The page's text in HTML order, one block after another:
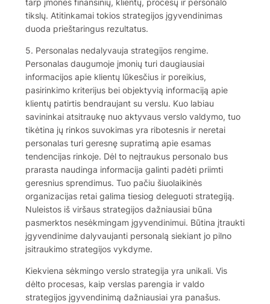
tikslų. Atitinkamai tokios strategijos įgyvendinimas
duoda prieštaringus rezultatus.
5. Personalas nedalyvauja strategijos rengime.
Personalas daugumoje įmonių turi daugiausiai
informacijos apie klientų lūkesčius ir poreikius,
pasirinkimo kriterijus bei objektyvią informaciją apie
klientų patirtis bendraujant su verslu. Kuo labiau
savininkai atsitraukę nuo aktyvaus verslo valdymo, tuo
tikėtina jų rinkos suvokimas yra ribotesnis ir neretai
personalas turi geresnę supratimą apie esamas
tendencijas rinkoje. Dėl to neįtraukus personalo bus
prarasta naudinga informacija galinti padėti priimti
geresnius sprendimus. Tuo pačiu šiuolaikinės
organizacijas retai galima tiesiog deleguoti strategiją.
Nuleistos iš viršaus strategijos dažniausiai būna
pasmerktos nesėkmingam įgyvendinimui. Būtina įtraukti
įgyvendinime dalyvaujanti personalą siekiant jo pilno
įsitraukimo strategijos vykdyme.
Kiekviena sėkmingo verslo strategija yra unikali. Vis
dėlto procesas, kaip verslas parengia ir valdo
strategijos įgyvendinimą dažniausiai yra panašus.